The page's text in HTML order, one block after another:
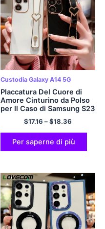
Custodia Galaxy A14 5G
Placcatura Del Cuore di
Amore Cinturino da Polso
per Il Caso di Samsung S23
S22 S21 Ultra Plus S20 FE
A53 A52 A23 A13 A14 a34
A54 A33 5G Della
Copertura Del Supporto
$17.16 –$18.36
Per saperne di più